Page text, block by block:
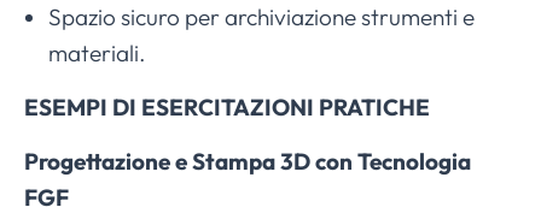
Spazio sicuro per archiviazione strumenti e
materiali.
ESEMPI DI ESERCITAZIONI PRATICHE
Progettazione e Stampa 3D con Tecnologia
FGF